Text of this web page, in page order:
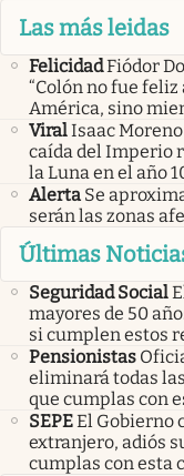
Las más leidas
FelicidadFiódor
“Colón no fue
América, sino
ViralIsaac
caída del Imperio
la Luna en el año
Alerta Se
serán las zonas
Últimas
Seguridad Social
mayores de 50
si cumplen estos
Pensionistas
eliminará todas
que cumplas con
SEPEEl Gobierno
extranjero, adiós
cumplas con esta